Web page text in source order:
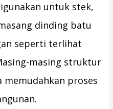
untuk stek,
dinding batu
seperti terlihat
masing struktur
memudahkan proses